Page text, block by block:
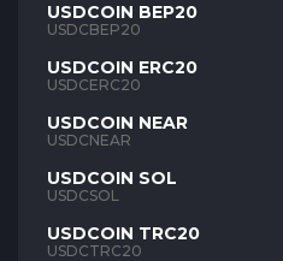
USDCOIN BEP20
USDCBEP20
USDCOIN ERC20
USDCERC20
USDCOIN NEAR
USDCNEAR
USDCOIN SOL
USDCSOL
USDCOIN TRC20
USDCTRC20